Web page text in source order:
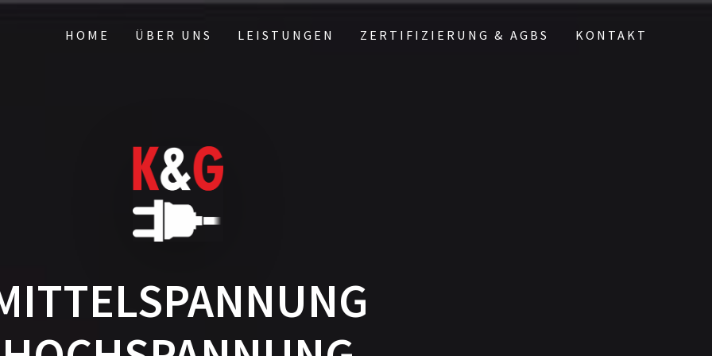
HOME ÜBER UNS LEISTUNGEN ZERTIFIZIERUNG & AGBS KONTAKT